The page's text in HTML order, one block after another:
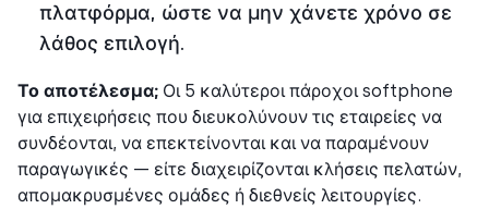
πλατφόρμα, ώστε να μην χάνετε χρόνο σε
λάθος επιλογή.
Το αποτέλεσμα; Οι 5 καλύτεροι πάροχοι softphone
για επιχειρήσεις που διευκολύνουν τις εταιρείες να
συνδέονται, να επεκτείνονται και να παραμένουν
παραγωγικές — είτε διαχειρίζονται κλήσεις πελατών,
απομακρυσμένες ομάδες ή διεθνείς λειτουργίες.